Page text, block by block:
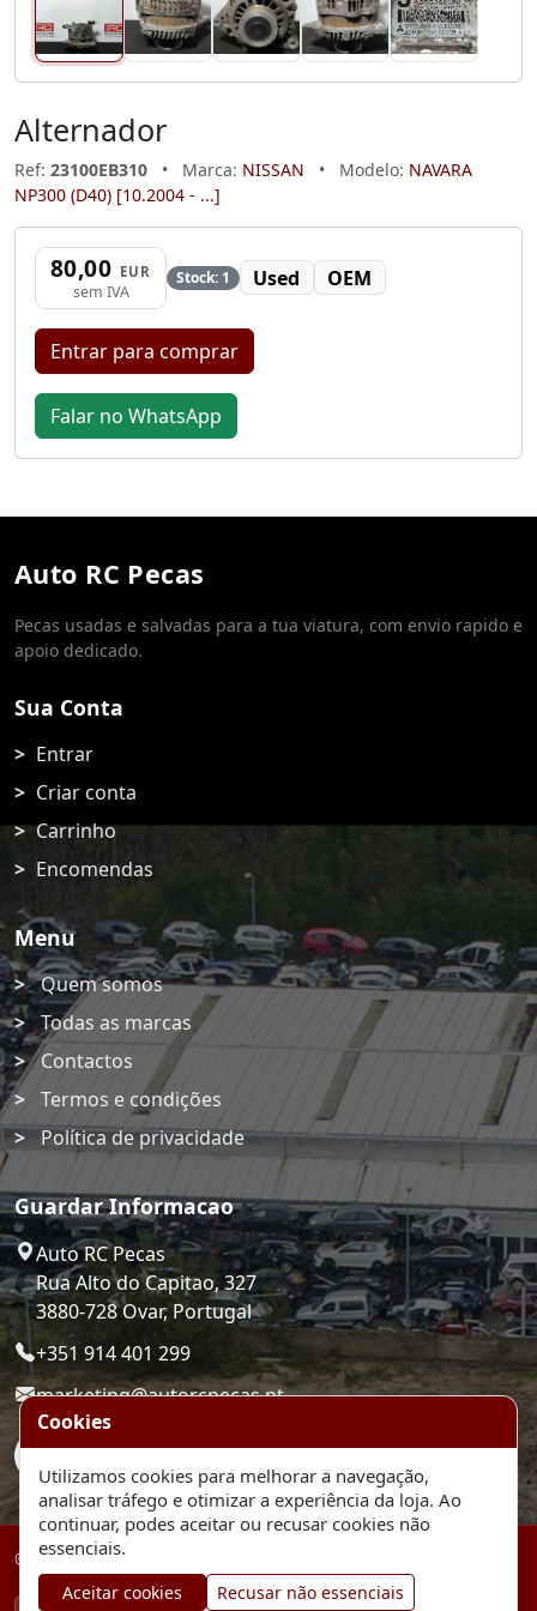
Alternador
Ref: 23100EB310 • Marca: NISSAN • Modelo: NAVARA
NP300 (D40) [10.2004 - ...]
80,00 EUR
sem IVA
Stock: 1 Used OEM
Entrar para comprar
Falar no WhatsApp
Auto RC Pecas
Pecas usadas e salvadas para a tua viatura, com envio rapido e
apoio dedicado.
Sua Conta
Entrar
Criar conta
Carrinho
Encomendas
Menu
Quem somos
Todas as marcas
Contactos
Termos e condições
Política de privacidade
Guardar Informacao
Auto RC Pecas
Rua Alto do Capitao, 327
3880-728 Ovar, Portugal
+351 914 401 299
marketing@autorcpecas.pt
© 2026 Auto RC Pecas. Plataforma de comercio eletronico.
Cookies
Utilizamos cookies para melhorar a navegação,
analisar tráfego e otimizar a experiência da loja. Ao
continuar, podes aceitar ou recusar cookies não
essenciais.
Aceitar cookies Recusar não essenciais